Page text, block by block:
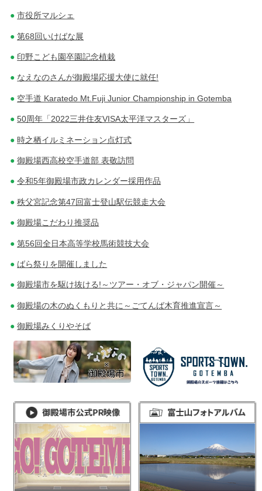
市役所マルシェ
第68回いけばな展
印野こども園卒園記念植栽
なえなのさんが御殿場応援大使に就任!
空手道 Karatedo Mt.Fuji Junior Championship in Gotemba
50周年「2022三井住友VISA太平洋マスターズ」
時之栖イルミネーション点灯式
御殿場西高校空手道部 表敬訪問
令和5年御殿場市政カレンダー採用作品
秩父宮記念第47回富士登山駅伝競走大会
御殿場こだわり推奨品
第56回全日本高等学校馬術競技大会
ばら祭りを開催しました
御殿場市を駆け抜ける!～ツアー・オブ・ジャパン開催～
御殿場の木のぬくもりと共に～ごてんば木育推進宣言～
御殿場みくりやそば